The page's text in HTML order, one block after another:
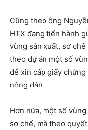
Cũng theo ông
HTX đang tiến hành
vùng sản xuất, sơ
theo dự án một số
để xin cấp giấy
nông dân.
Hơn nữa, một số
sơ chế, mà theo